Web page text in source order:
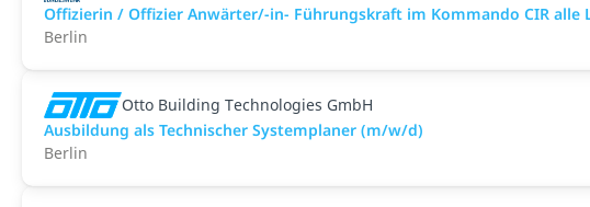
Offizierin / Offizier Anwärter/-in- Führungskraft im Kommando CIR alle
Berlin
Otto Building Technologies GmbH
Ausbildung als Technischer Systemplaner (m/w/d)
Berlin